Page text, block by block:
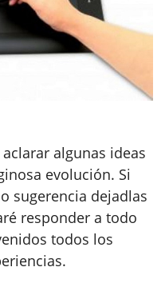
algunas ideas
evolución. Si
sugerencia dejadlas
responder a todo
todos los